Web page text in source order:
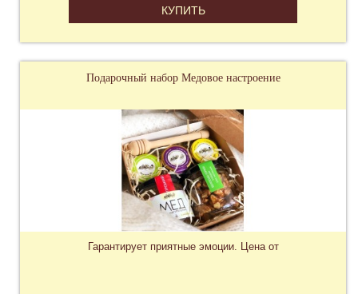
КУПИТЬ
Подарочный набор Медовое настроение
Гарантирует приятные эмоции. Цена от